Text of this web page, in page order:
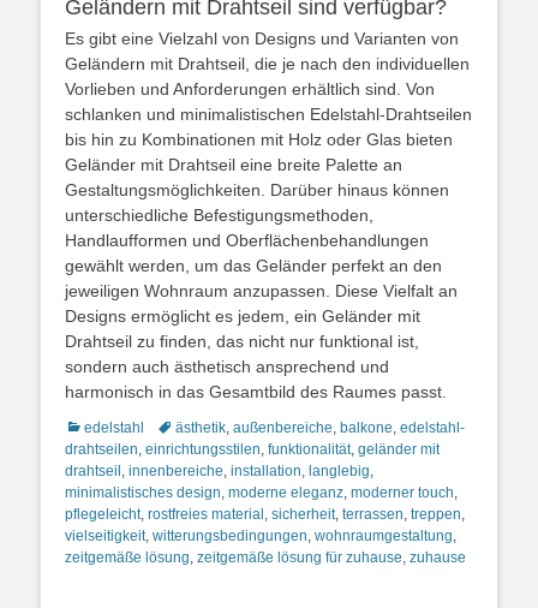
Geländern mit Drahtseil sind verfügbar?
Es gibt eine Vielzahl von Designs und Varianten von
Geländern mit Drahtseil, die je nach den individuellen
Vorlieben und Anforderungen erhältlich sind. Von
schlanken und minimalistischen Edelstahl-Drahtseilen
bis hin zu Kombinationen mit Holz oder Glas bieten
Geländer mit Drahtseil eine breite Palette an
Gestaltungsmöglichkeiten. Darüber hinaus können
unterschiedliche Befestigungsmethoden,
Handlaufformen und Oberflächenbehandlungen
gewählt werden, um das Geländer perfekt an den
jeweiligen Wohnraum anzupassen. Diese Vielfalt an
Designs ermöglicht es jedem, ein Geländer mit
Drahtseil zu finden, das nicht nur funktional ist,
sondern auch ästhetisch ansprechend und
harmonisch in das Gesamtbild des Raumes passt.
Kategorien
edelstahl Schlagworte
ästhetik, außenbereiche, balkone, edelstahl-
drahtseilen, einrichtungsstilen, funktionalität, geländer mit
drahtseil , innenbereiche, installation, langlebig,
minimalistisches design, moderne eleganz, moderner touch,
pflegeleicht, rostfreies material , sicherheit, terrassen, treppen,
vielseitigkeit, witterungsbedingungen, wohnraumgestaltung,
zeitgemäße lösung, zeitgemäße lösung für zuhause, zuhause